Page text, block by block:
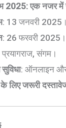
2025: एक नजर में
: 13 जनवरी 2025।
: 26 फरवरी 2025।
प्रयागराज, संगम।
: ऑनलाइन
लिए जरूरी